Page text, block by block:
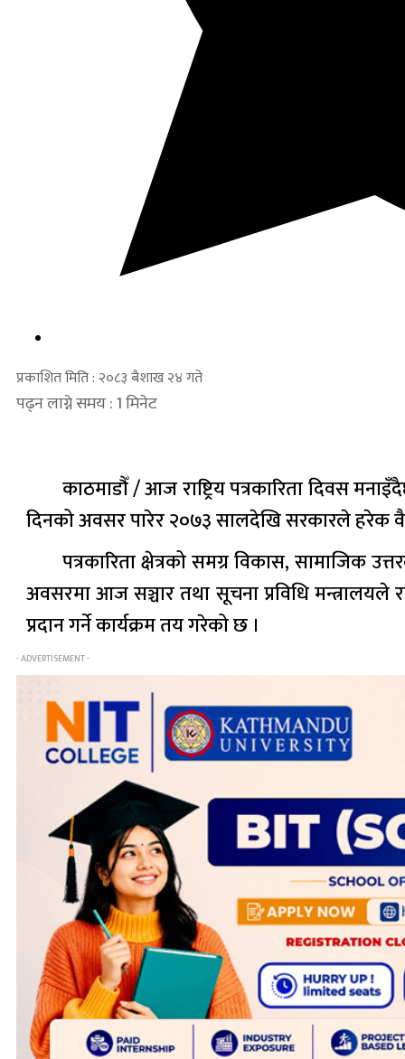
प्रकाशित मिति : २०८३ बैशाख २४ गते
पढ्न लाग्ने समय : 1 मिनेट
काठमाडौँ / आज राष्ट्रिय पत्रकारिता दिवस
दिनको अवसर पारेर २०७३ सालदेखि सरकारले हरेक
पत्रकारिता क्षेत्रको समग्र विकास, सामाजिक
अवसरमा आज सञ्चार तथा सूचना प्रविधि मन्त्रालयले
प्रदान गर्ने कार्यक्रम तय गरेको छ ।
- ADVERTISEMENT -